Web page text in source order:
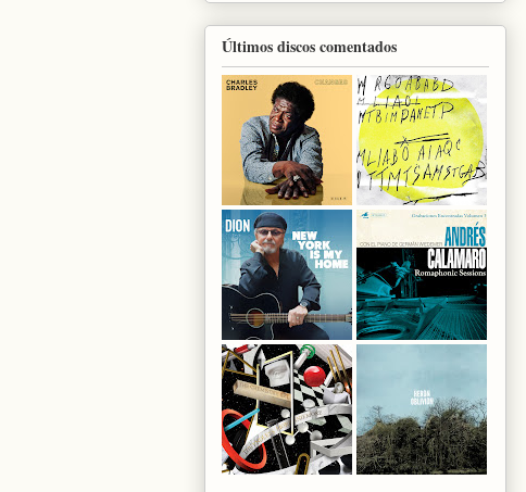
Últimos discos comentados